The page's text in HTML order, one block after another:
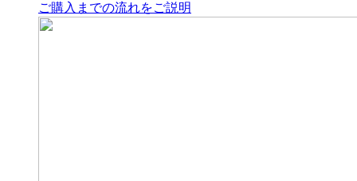
ご購入までの流れをご説明